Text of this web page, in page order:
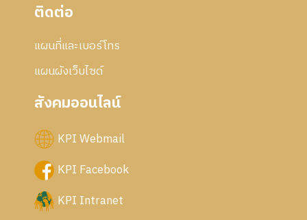
ติดต่อ
แผนที่และเบอร์โทร
แผนผังเว็บไซด์
สังคมออนไลน์
KPI Webmail
KPI Facebook
KPI Intranet